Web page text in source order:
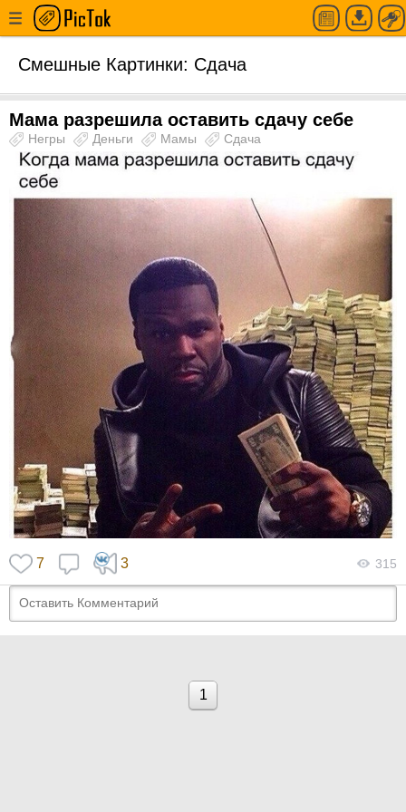
Смешные Картинки: Сдача
Мама разрешила оставить сдачу себе
Негры Деньги Мамы Сдача
7 3 315
1